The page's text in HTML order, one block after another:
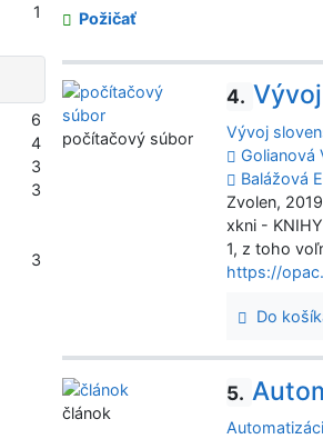
Požičať
4.
Vývoj
Golianová
Balážová
Zvolen, 2019
xkni - KNIHY
1, z toho
https://
Do
počítačový súbor
5.
článok
1
6
4
3
3
3